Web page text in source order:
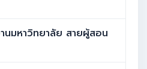
นมหาวิทยาลัย สายผู้สอน